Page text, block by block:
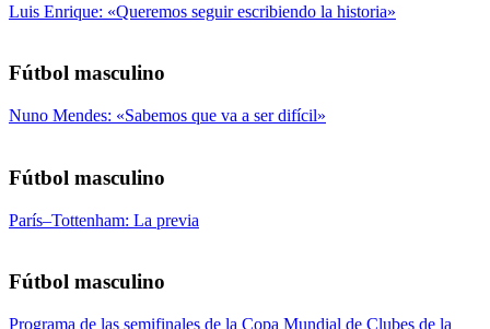
Luis Enrique: «Queremos seguir escribiendo la historia»
Fútbol masculino
Nuno Mendes: «Sabemos que va a ser difícil»
Fútbol masculino
París–Tottenham: La previa
Fútbol masculino
Programa de las semifinales de la Copa Mundial de Clubes de la